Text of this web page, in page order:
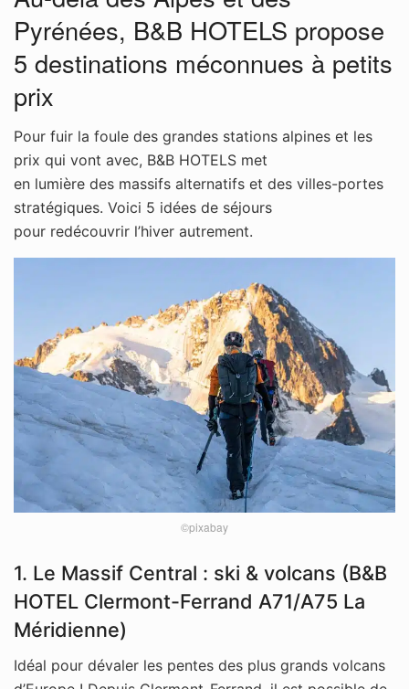
Pyrénées, B&B HOTELS propose
5 destinations méconnues à petits
prix
Pour fuir la foule des grandes stations alpines et les
prix qui vont avec, B&B HOTELS met
en lumière des massifs alternatifs et des villes-portes
stratégiques. Voici 5 idées de séjours
pour redécouvrir l’hiver autrement.
©pixabay
1. Le Massif Central : ski & volcans (B&B
HOTEL Clermont-Ferrand A71/A75 La
Méridienne)
Idéal pour dévaler les pentes des plus grands volcans